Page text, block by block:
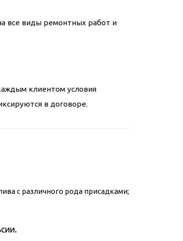
все виды ремонтных работ и
клиентом условия
в договоре.
с различного рода присадками;